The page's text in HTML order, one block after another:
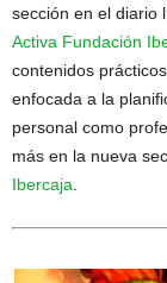
sección en el diario
Activa Fundación
contenidos
enfocada a la
personal como
más en la nueva
Ibercaja